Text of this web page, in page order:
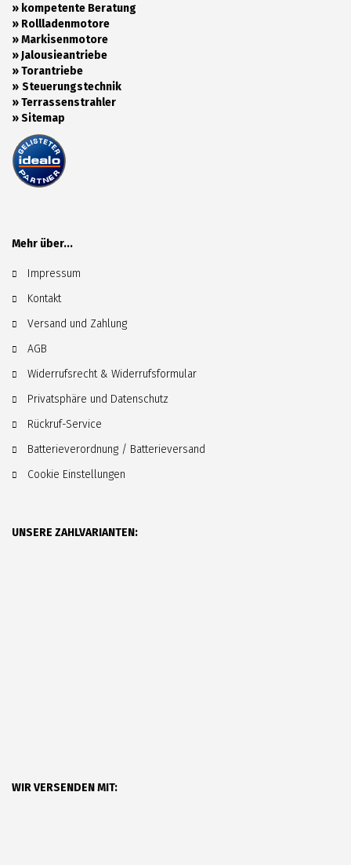
» kompetente Beratung
» Rollladenmotore
»Markisenmotore
»Jalousieantriebe
»Torantriebe
» Steuerungstechnik
»Terrassenstrahler
»Sitemap
Mehr über...
Impressum
Kontakt
Versand und Zahlung
AGB
Widerrufsrecht & Widerrufsformular
Privatsphäre und Datenschutz
Rückruf-Service
Batterieverordnung / Batterieversand
Cookie Einstellungen
UNSERE ZAHLVARIANTEN:
WIR VERSENDEN MIT: